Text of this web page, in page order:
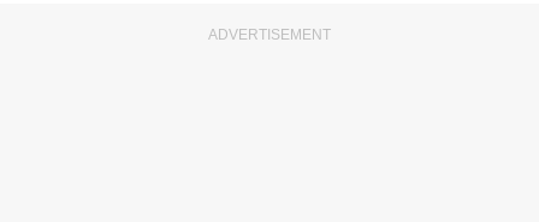
ADVERTISEMENT